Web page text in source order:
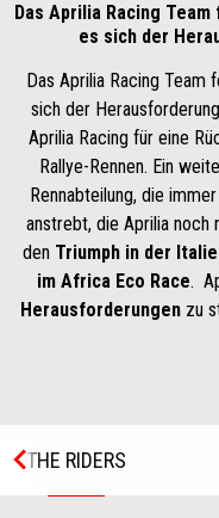
Das Aprilia Racing
es sich der
Das Aprilia Racing Team
sich der
Aprilia Racing für eine
Rallye-Rennen. Ein
Rennabteilung, die
anstrebt, die Aprilia
den Triumph in der
im Africa Eco Race.
Herausforderungen zu
THE RIDERS